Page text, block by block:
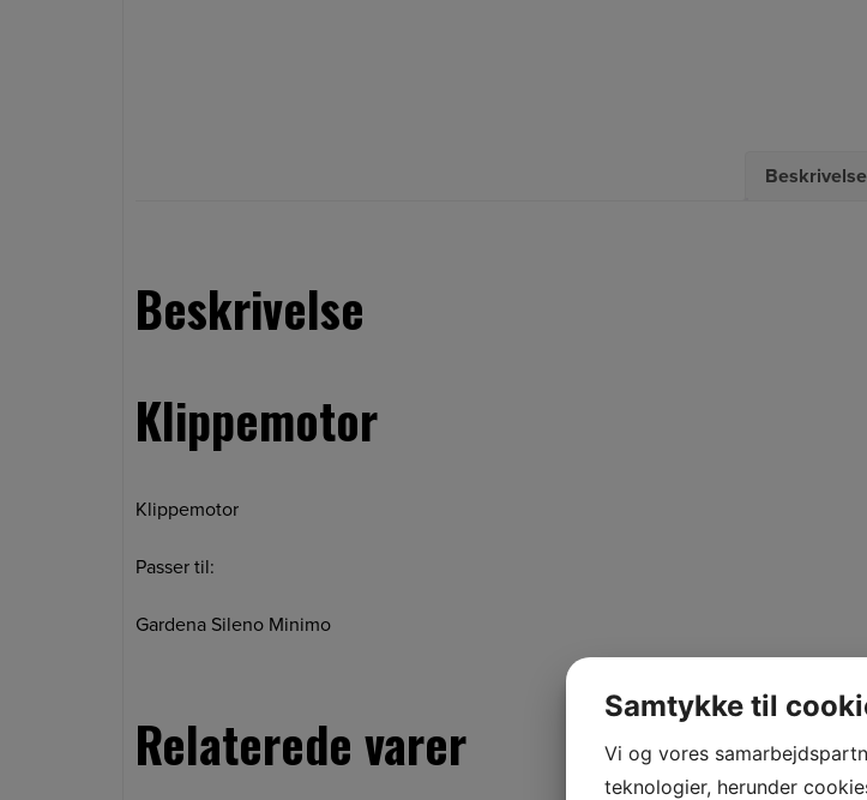
Beskrivelse
Beskrivelse
Klippemotor
Klippemotor
Passer til:
Gardena Sileno Minimo
Relaterede varer
Samtykke til
Vi og vores
teknologier, herunder